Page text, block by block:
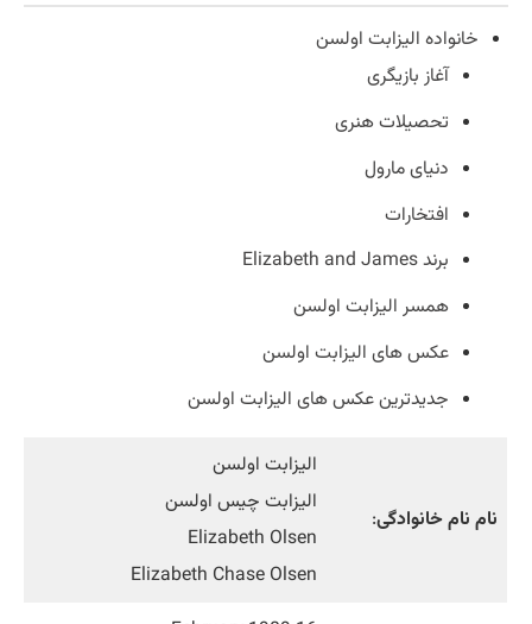
خانواده الیزابت اولسن
آغاز بازیگری
تحصیلات هنری
دنیای مارول
افتخارات
برند Elizabeth and James
همسر الیزابت اولسن
عکس های الیزابت اولسن
جدیدترین عکس های الیزابت اولسن
نام نام خانوادگی:
الیزابت اولسن
الیزابت چیس اولسن
Elizabeth Olsen
Elizabeth Chase Olsen